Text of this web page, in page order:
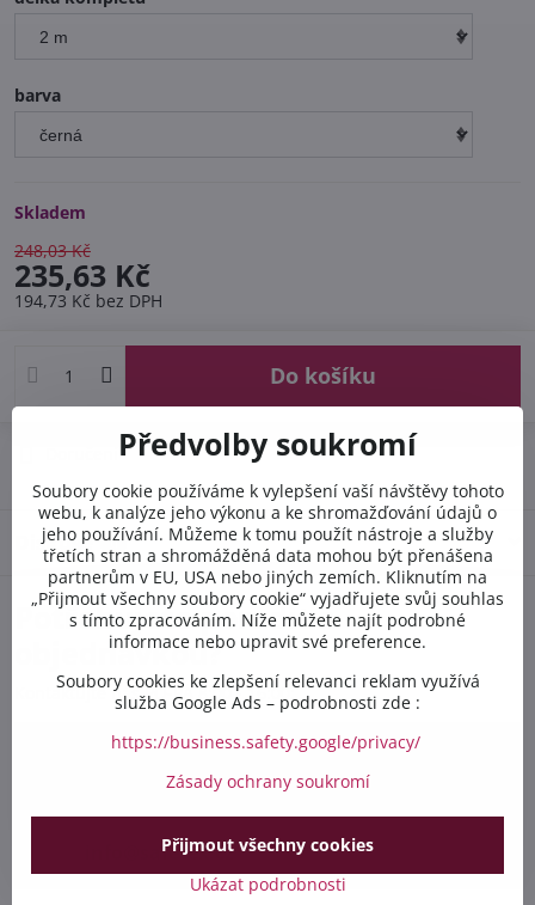
barva
Skladem
248,03 Kč
235,63 Kč
194,73 Kč bez DPH
Do košíku
Diskuse 0
Potřebujete poradit s
objednávkou?
Kontaktujte nás PO-PÁ 8:00 - 16:00:
+420 412 528 367
info​@safetex​.cz
Předvolby soukromí
Soubory cookie používáme k vylepšení vaší návštěvy tohoto
webu, k analýze jeho výkonu a ke shromažďování údajů o
jeho používání. Můžeme k tomu použít nástroje a služby
třetích stran a shromážděná data mohou být přenášena
partnerům v EU, USA nebo jiných zemích. Kliknutím na
„Přijmout všechny soubory cookie“ vyjadřujete svůj souhlas
s tímto zpracováním. Níže můžete najít podrobné
informace nebo upravit své preference.
Soubory cookies ke zlepšení relevanci reklam využívá
služba Google Ads – podrobnosti zde :
https://business.safety.google/privacy/
Zásady ochrany soukromí
Ukázat podrobnosti
Přijmout všechny cookies